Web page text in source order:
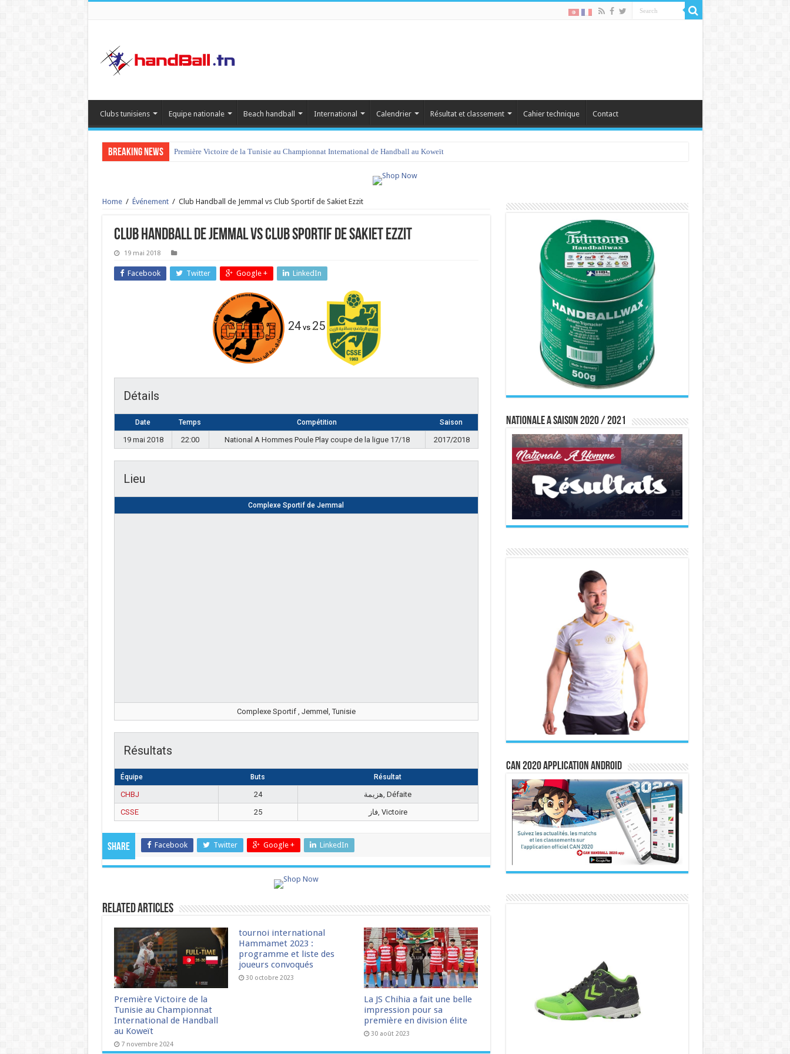
Clubs tunisiens Equipe nationale Beach handball International Calendrier Résultat et classement Cahier technique Contact
Breaking News Première Victoire de la Tunisie au Championnat International de Handball au Koweït
Home / Événement / Club Handball de Jemmal vs Club Sportif de Sakiet Ezzit
Club Handball de Jemmal vs Club Sportif de Sakiet Ezzit
19 mai 2018
Facebook Twitter Google + LinkedIn
24 vs 25
Détails
Date Temps Compétition Saison
19 mai 2018 22:00 National A Hommes Poule Play coupe de la ligue 17/18 2017/2018
Lieu
Complexe Sportif de Jemmal
Complexe Sportif , Jemmel, Tunisie
Résultats
Équipe Buts Résultat
CHBJ 24
هزيمة, Défaite
CSSE
25 فاز, Victoire
Share Facebook Twitter Google + LinkedIn
Related Articles
Première Victoire de la
Tunisie au Championnat
International de Handball
au Koweït
7 novembre 2024
tournoi international
Hammamet 2023 :
programme et liste des
joueurs convoqués
30 octobre 2023
La JS Chihia a fait une belle
impression pour sa
première en division élite
30 août 2023
Nationale A saison 2020 / 2021
CAN 2020 Application Android